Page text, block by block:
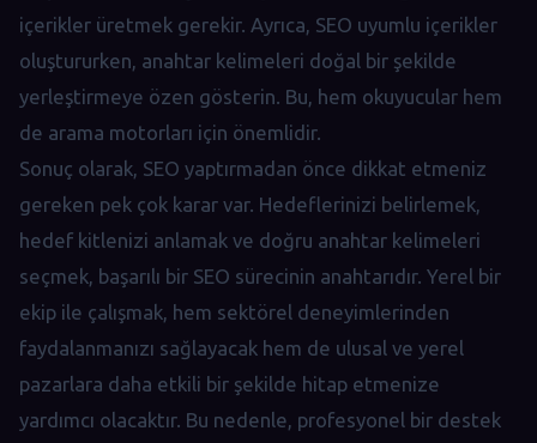
içerikler üretmek gerekir. Ayrıca, SEO uyumlu içerikler
oluştururken, anahtar kelimeleri doğal bir şekilde
yerleştirmeye özen gösterin. Bu, hem okuyucular hem
de arama motorları için önemlidir.
Sonuç olarak, SEO yaptırmadan önce dikkat etmeniz
gereken pek çok karar var. Hedeflerinizi belirlemek,
hedef kitlenizi anlamak ve doğru anahtar kelimeleri
seçmek, başarılı bir SEO sürecinin anahtarıdır. Yerel bir
ekip ile çalışmak, hem sektörel deneyimlerinden
faydalanmanızı sağlayacak hem de ulusal ve yerel
pazarlara daha etkili bir şekilde hitap etmenize
yardımcı olacaktır. Bu nedenle, profesyonel bir destek